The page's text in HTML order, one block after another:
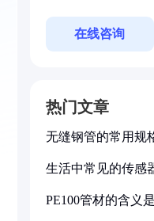
在线咨询
热门文章
无缝钢管的常用规
生活中常见的传感
PE100管材的含义